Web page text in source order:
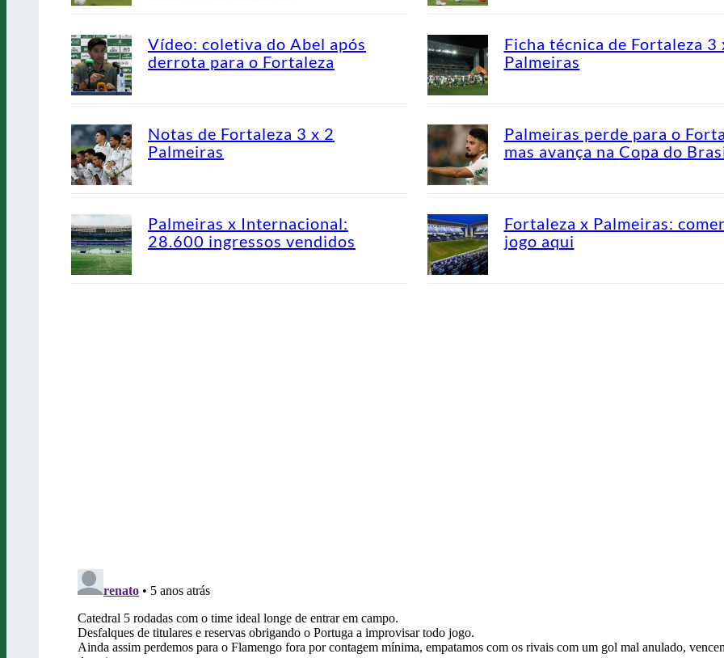
Vídeo: coletiva do Abel após
derrota para o Fortaleza
Ficha técnica de Fortaleza 3
Palmeiras
Notas de Fortaleza 3 x 2
Palmeiras
Palmeiras perde para o
mas avança na Copa do
Palmeiras x Internacional:
28.600 ingressos vendidos
Fortaleza x Palmeiras:
jogo aqui